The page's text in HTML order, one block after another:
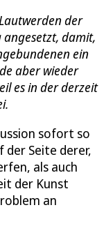
der
damit,
ein
aber wieder
es in der derzeit
sofort so
der Seite derer,
als auch
der Kunst
an